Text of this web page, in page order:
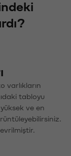
varlıkların
tabloyu
ve en